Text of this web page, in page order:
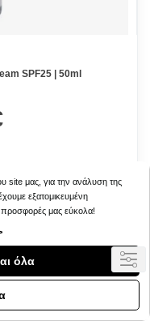
SPF25 | 50ml
site μας, για την ανάλυση της
εξατομικευμένη
προσφορές μας εύκολα!
όλα